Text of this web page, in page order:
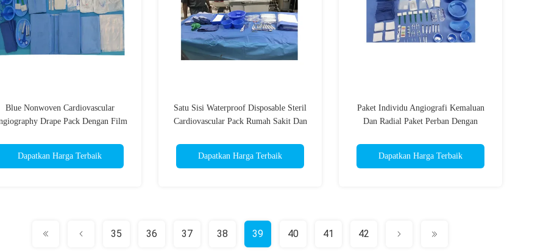
Blue Nonwoven Cardiovascular
Drape Pack Dengan Film
Dapatkan Harga Terbaik
Satu Sisi Waterproof Disposable Steril
Cardiovascular Pack Rumah Sakit Dan
Dapatkan Harga Terbaik
Paket Individu Angiografi Kemaluan
Dan Radial Paket Perban Dengan
Dapatkan Harga Terbaik
35 36 37 38 39 40 41 42